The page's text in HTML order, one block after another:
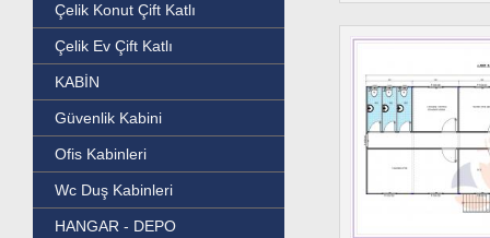
Çelik Konut Çift Katlı
Çelik Ev Çift Katlı
KABİN
Güvenlik Kabini
Ofis Kabinleri
Wc Duş Kabinleri
HANGAR - DEPO